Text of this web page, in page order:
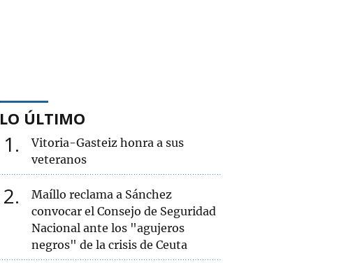
LO ÚLTIMO
1
Vitoria-Gasteiz honra a sus
veteranos
2
Maíllo reclama a Sánchez
convocar el Consejo de Seguridad
Nacional ante los "agujeros
negros" de la crisis de Ceuta